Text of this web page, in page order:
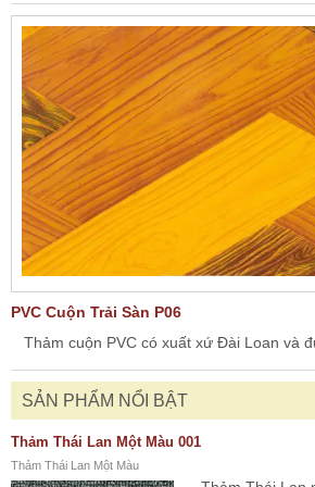
PVC Cuộn Trải Sàn P06
Thảm cuộn PVC có xuất xứ Đài Loan và
SẢN PHẨM NỔI BẬT
Thảm Thái Lan Một Màu 001
Thảm Thái Lan Một Màu